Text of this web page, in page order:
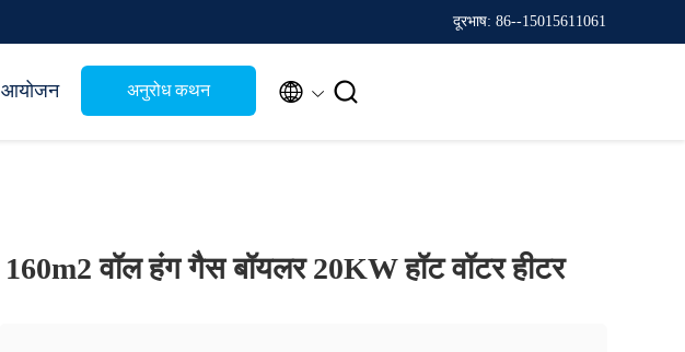
दूरभाष: 86--15015611061
आयोजन अनुरोध कथन  
160m2 वॉल हंग गैस बॉयलर 20KW हॉट वॉटर हीटर